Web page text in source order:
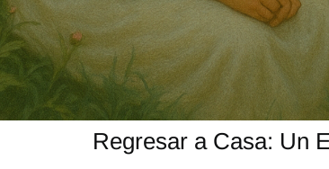
Regresar a Casa: Un